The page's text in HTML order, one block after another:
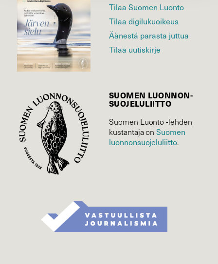
Tilaa Suomen Luonto
Tilaa digilukuoikeus
Äänestä parasta juttua
Tilaa uutiskirje
SUOMEN LUONNON­
SUOJELU­LIITTO
Suomen Luonto -lehden
kustantaja onSuomen
luonnonsuojelu­liitto.